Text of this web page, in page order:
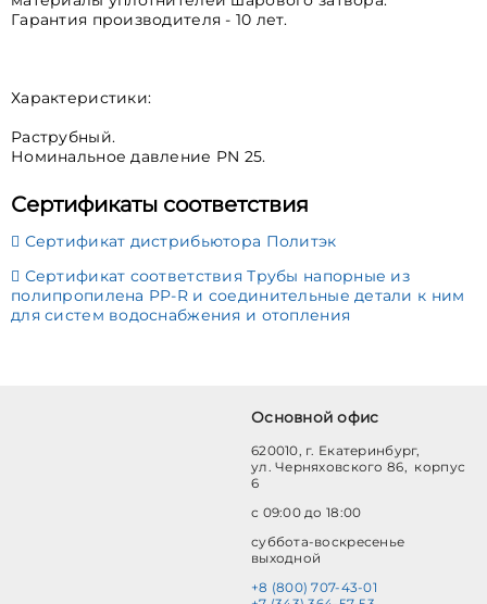
Гарантия производителя - 10 лет.
Характеристики:
Раструбный.
Номинальное давление PN 25.
Сертификаты соответствия
Сертификат дистрибьютора Политэк
Сертификат соответствия Трубы напорные из
полипропилена PP-R и соединительные детали к ним
для систем водоснабжения и отопления
Основной офис
620010, г. Екатеринбург,
ул. Черняховского 86, корпус
6
с 09:00 до 18:00
суббота-воскресенье
выходной
+8 (800) 707-43-01